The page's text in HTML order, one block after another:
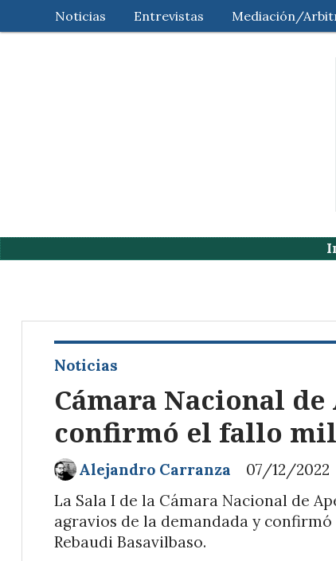
Noticias Entrevistas Mediación/
Cámara Nacional
confirmó el fallo
La Sala I de la Cámara Nacional de
agravios de la demandada y
Rebaudi Basavilbaso.
Noticias
07/12/2022
Alejandro Carranza